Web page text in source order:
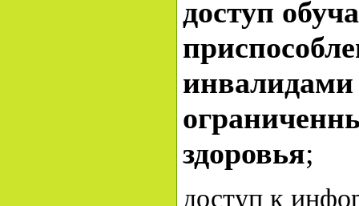
доступ
здоровья;
доступ к